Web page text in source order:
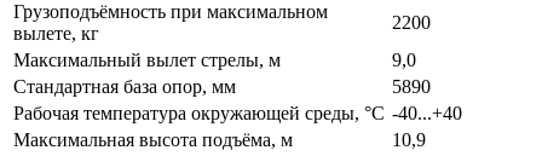
Грузоподъёмность при максимальном
вылете, кг
2200
Максимальный вылет стрелы, м
9,0
Стандартная база опор, мм
5890
Рабочая температура окружающей среды, °С -40...+40
Максимальная высота подъёма, м
10,9